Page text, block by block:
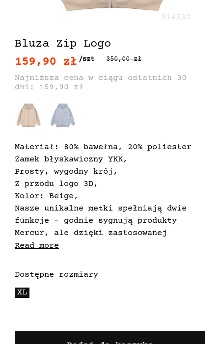
Bluza Zip Logo
314330
159,90 zł /szt 350,00 zł
Najniższa cena w ciągu ostatnich 30
dni: 159,90 zł
Materiał: 80% bawełna, 20% poliester
Zamek błyskawiczny YKK,
Prosty, wygodny krój,
Z przodu logo 3D,
Kolor: Beige,
Nasze unikalne metki spełniają dwie
funkcje - godnie sygnują produkty
Mercur, ale dzięki zastosowanej
technologii przyczyniają się do
papierze nasiona już po 48h w wodzie
zaczynają kiełkować by zaraz potem móc
wylądować w glebie
Read more
Dostępne rozmiary
XL